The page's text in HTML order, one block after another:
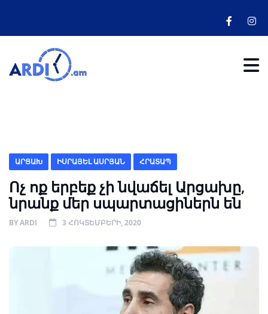
ԱՐՑԱԽ ԻՍՐԱՅԵԼ ԱՍՐՅԱՆ ՀՐԱՏԱՊ
Ոչ ոք երբեք չի նվաճել Արցախը,
նրանք մեր սպարտացիներն են
BYARDI 3 ՀՈԿՏԵՄԲԵՐԻ, 2020